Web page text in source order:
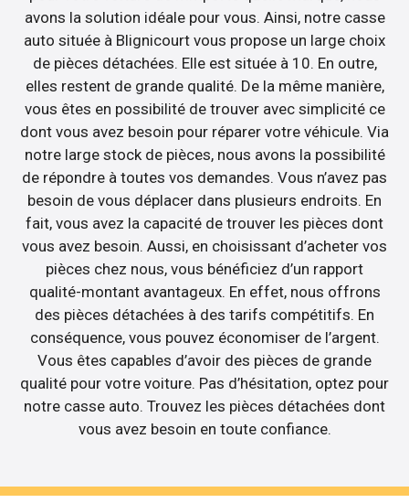
avons la solution idéale pour vous. Ainsi, notre casse
auto située à Blignicourt vous propose un large choix
de pièces détachées. Elle est située à 10. En outre,
elles restent de grande qualité. De la même manière,
vous êtes en possibilité de trouver avec simplicité ce
dont vous avez besoin pour réparer votre véhicule. Via
notre large stock de pièces, nous avons la possibilité
de répondre à toutes vos demandes. Vous n’avez pas
besoin de vous déplacer dans plusieurs endroits. En
fait, vous avez la capacité de trouver les pièces dont
vous avez besoin. Aussi, en choisissant d’acheter vos
pièces chez nous, vous bénéficiez d’un rapport
qualité-montant avantageux. En effet, nous offrons
des pièces détachées à des tarifs compétitifs. En
conséquence, vous pouvez économiser de l’argent.
Vous êtes capables d’avoir des pièces de grande
qualité pour votre voiture. Pas d’hésitation, optez pour
notre casse auto. Trouvez les pièces détachées dont
vous avez besoin en toute confiance.